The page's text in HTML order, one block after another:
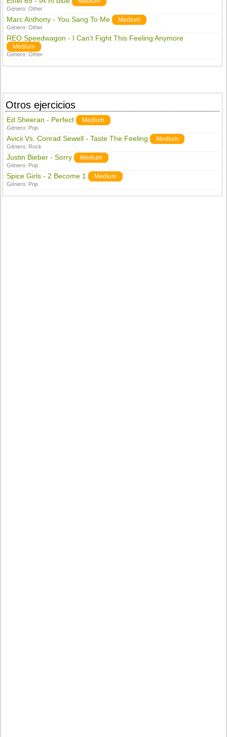
Género:Other
Marc Anthony - You Sang To Me Medium
Género:Other
REO Speedwagon - I Can't Fight This Feeling Anymore
Medium
Género:Other
Otros ejercicios
Ed Sheeran - Perfect Medium
Género: Pop
Avicii Vs. Conrad Sewell - Taste The Feeling Medium
Género: Rock
Justin Bieber - Sorry Medium
Género: Pop
Spice Girls - 2 Become 1 Medium
Género: Pop